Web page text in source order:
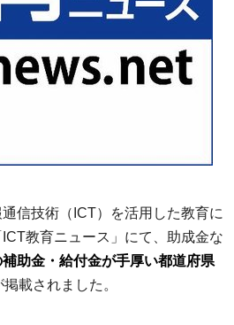
信技術（ICT）を活用した教育に
教育ニュース」にて、助成金な
補助金・給付金が手厚い都道府県
掲載されました。